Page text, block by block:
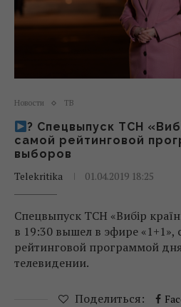
Новости ТВ
? Спецвыпуск ТСН
самой рейтинговой
выборов
Telekritika
01.04.2019 18:25
Спецвыпуск ТСН «Вибір
в 19:30 вышел в эфире «1+1»,
рейтинговой программой
телевидении.
Поделиться: